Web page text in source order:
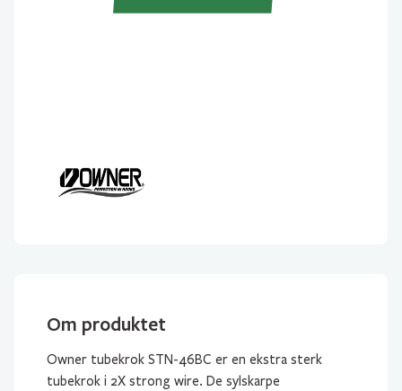
Om produktet
Owner tubekrok STN-46BC er en ekstra sterk
tubekrok i 2X strong wire. De sylskarpe